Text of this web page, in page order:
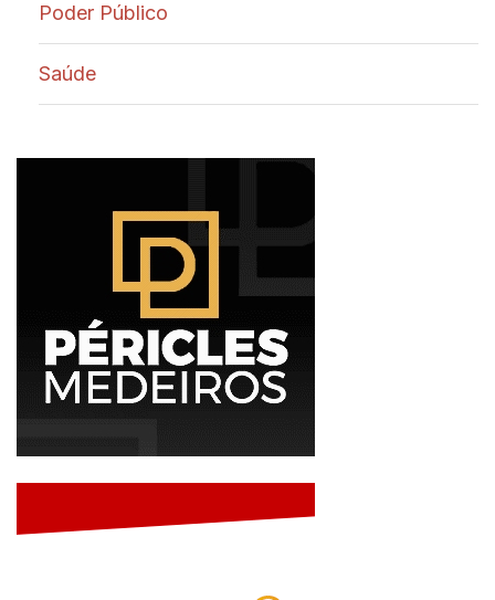
Poder Público
Saúde